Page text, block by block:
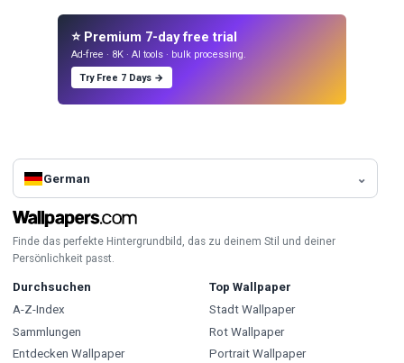
⭐ Premium 7-day free trial
Ad-free · 8K · AI tools · bulk processing.
Try Free 7 Days →
German
Finde das perfekte Hintergrundbild, das zu deinem Stil und deiner
Persönlichkeit passt.
Durchsuchen
A-Z-Index
Sammlungen
Entdecken Wallpaper
Top Wallpaper
Stadt Wallpaper
Rot Wallpaper
Portrait Wallpaper